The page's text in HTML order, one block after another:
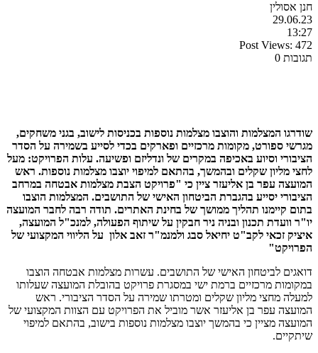
חנן אסולין
29.06.23
13:27
Post Views: 472
תגובות 0
שודרגו המצלמות והוצבו מצלמות נוספות בכניסות לישוב, בגני משחקים,
מגרשי ספורט, מקומות מרכזיים ופארקים בכדי לסייע בשמירה על הסדר
הציבורי וסיוע באכיפה במקרים של ונדליזם ופשיעה. עלות הפרויקט: מעל
לחצי מליון שקלים ובהמשך, בהתאם למיפוי יוצבו מצלמות נוספות. ראש
המועצה עפר בן אליעזר ציין כי "פרויקט הצבת מצלמות אבטחה במרחב
הציבורי יסייע בהגברת הביטחון האישי של התושבים. המצלמות הוצבו
בתום קיימנו תהליך ממושך של בחינת האתרים. תודה רבה לחבר המועצה
יו"ר וועדת תכנון ובניה ניר חבקין על שיתוף הפעולה, למנכ"ל המועצה,
איציק זכאי לקב"ט יחיאל סבג ולמנמ"ר זאב אלון על הליווי המקצועי של
הפרויקט"
דואגים לביטחון האישי של התושבים. עשרות מצלמות אבטחה הוצבו
במקומות מרכזיים ברמת ישי במסגרת פרויקט בהובלת המועצה שעלותו
למעלה מחצי מליון שקלים ומטרתו שמירה על הסדר הציבורי. ראש
המועצה עפר בן אליעזר אשר מוביל את הפרויקט עם הצוות המקצועי של
המועצה מציין כי בהמשך יוצבו מצלמות נוספות בישוב, בהתאם למיפוי
שיתקיים.